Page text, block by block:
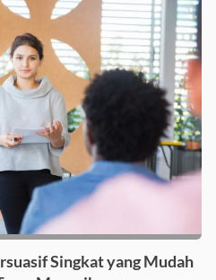
Singkat yang Mudah